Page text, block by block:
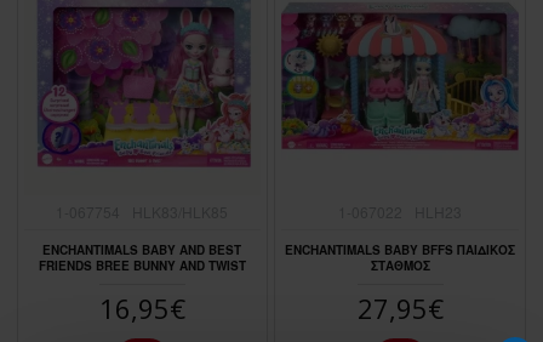
ENCHANTIMALS BABY AND BEST
FRIENDS BREE BUNNY AND TWIST
16,95€
ENCHANTIMALS BABY BFFS ΠΑΙΔΙΚΟΣ
ΣΤΑΘΜΟΣ
27,95€